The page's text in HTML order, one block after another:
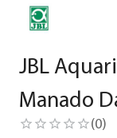
JBL
Manado
(0)